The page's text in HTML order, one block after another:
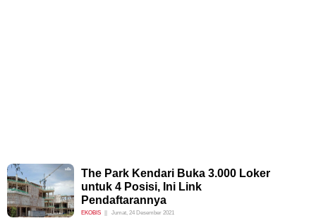
The Park Kendari Buka 3.000 Loker
untuk 4 Posisi, Ini Link
Pendaftarannya
EKOBIS Jumat, 24 Desember 2021